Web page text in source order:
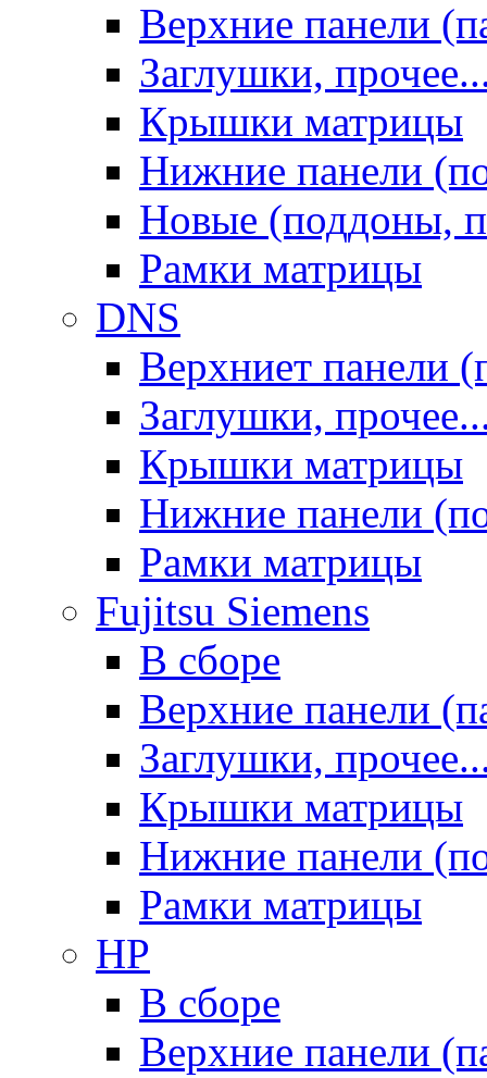
Верхние панели
Заглушки,
Крышки матрицы
Нижние панели
Новые (поддоны,
Рамки матрицы
DNS
Верхниет панели
Заглушки,
Крышки матрицы
Нижние панели
Рамки матрицы
Fujitsu Siemens
В сборе
Верхние панели
Заглушки,
Крышки матрицы
Нижние панели
Рамки матрицы
HP
В сборе
Верхние панели